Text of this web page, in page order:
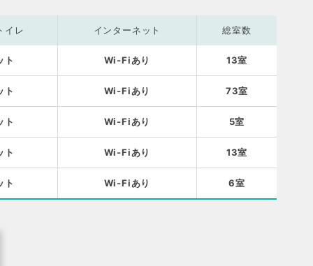
イレ インターネット 総室数
ト Wi-Fiあり 13室
ト Wi-Fiあり 73室
ト Wi-Fiあり 5室
ト Wi-Fiあり 13室
ト Wi-Fiあり 6室